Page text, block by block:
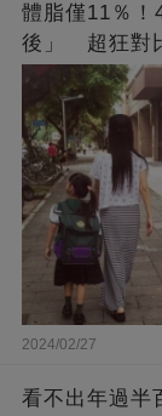
體脂僅11％！
後」 超狂對
長：媽媽變姊
2024/02/27
看不出年過半